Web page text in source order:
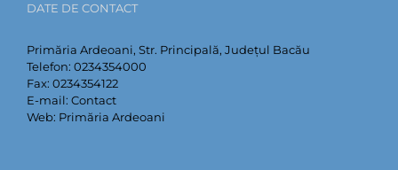
DATE DE CONTACT
Primăria Ardeoani, Str. Principală, Județul Bacău
Telefon: 0234354000
Fax: 0234354122
E-mail: Contact
Web: Primăria Ardeoani